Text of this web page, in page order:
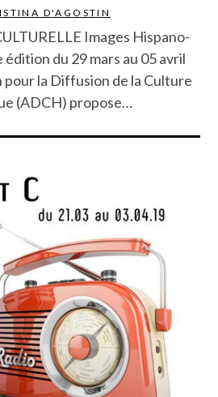
D'AGOSTIN
Images Hispano-
du 29 mars au 05 avril
pour la Diffusion de la Culture
(ADCH) propose…